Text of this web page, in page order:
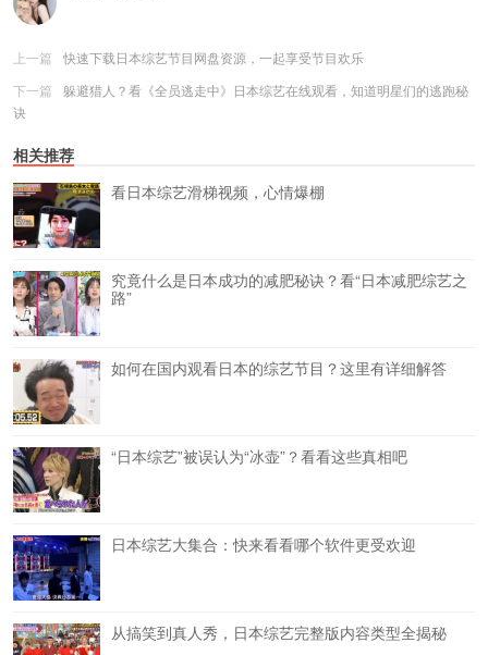
上一篇
快速下载日本综艺节目网盘资源，一起享受节目欢乐
下一篇
躲避猎人？看《全员逃走中》日本综艺在线观看，知道明星们的逃跑秘
诀
相关推荐
看日本综艺滑梯视频，心情爆棚
究竟什么是日本成功的减肥秘诀？看“日本减肥综艺之
路”
如何在国内观看日本的综艺节目？这里有详细解答
“日本综艺”被误认为“冰壶”？看看这些真相吧
日本综艺大集合：快来看看哪个软件更受欢迎
从搞笑到真人秀，日本综艺完整版内容类型全揭秘